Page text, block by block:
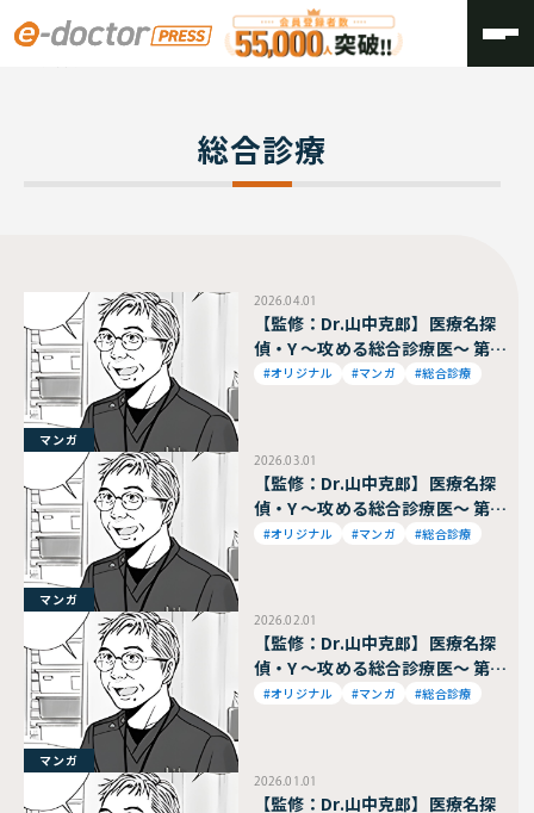
TOP
総合診療
2026.04.01
【監修：Dr.山中克郎】医療名探
偵・Y ～攻める総合診療医～ 第
101話
#オリジナル #マンガ #総合診療
マンガ
2026.03.01
【監修：Dr.山中克郎】医療名探
偵・Y ～攻める総合診療医～ 第
100話
#オリジナル #マンガ #総合診療
マンガ
2026.02.01
【監修：Dr.山中克郎】医療名探
偵・Y ～攻める総合診療医～ 第99
話
#オリジナル #マンガ #総合診療
マンガ
2026.01.01
【監修：Dr.山中克郎】医療名探